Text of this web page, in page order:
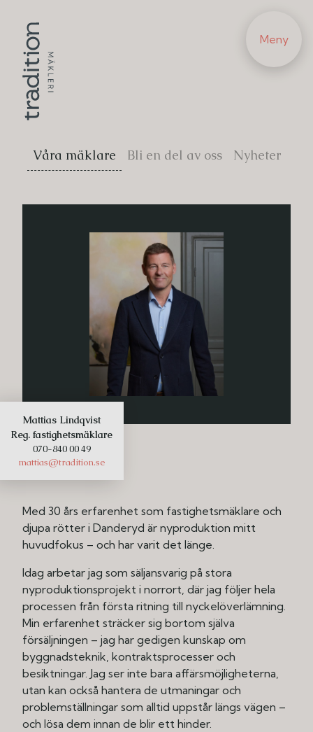
Meny
Våra mäklare Bli en del av oss Nyheter
Mattias Lindqvist
Reg. fastighetsmäklare
070-840 00 49
mattias@tradition.se
Med 30 års erfarenhet som fastighetsmäklare och
djupa rötter i Danderyd är nyproduktion mitt
huvudfokus – och har varit det länge.
Idag arbetar jag som säljansvarig på stora
nyproduktionsprojekt i norrort, där jag följer hela
processen från första ritning till nyckelöverlämning.
Min erfarenhet sträcker sig bortom själva
försäljningen – jag har gedigen kunskap om
byggnadsteknik, kontraktsprocesser och
besiktningar. Jag ser inte bara affärsmöjligheterna,
utan kan också hantera de utmaningar och
problemställningar som alltid uppstår längs vägen –
och lösa dem innan de blir ett hinder.